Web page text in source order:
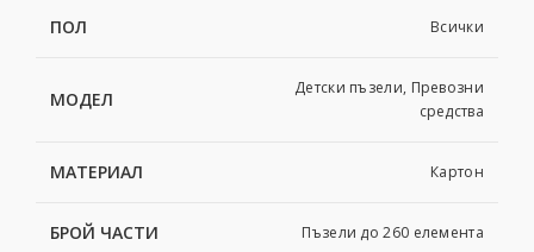
ПОЛ Всички
МОДЕЛ
Детски пъзели, Превозни
средства
МАТЕРИАЛ Картон
БРОЙ ЧАСТИ Пъзели до 260 елемента